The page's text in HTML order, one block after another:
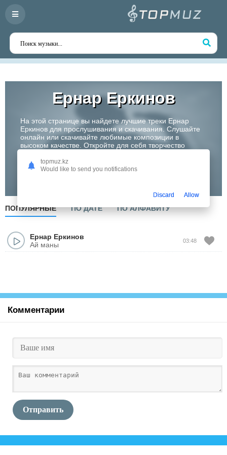
Ернар Еркинов
На этой странице вы найдете лучшие треки Ернар
Еркинов для прослушивания и скачивания. Слушайте
онлайн или скачивайте любимые композиции в
высоком качестве. Откройте для себя творчество
Слушать
ПОПУЛЯРНЫЕ ПО ДАТЕ ПО АЛФАВИТУ
Ернар Еркинов
Ай маны
03:48
Комментарии
Отправить
topmuz.kz
Would like to send you notifications
Discard Allow